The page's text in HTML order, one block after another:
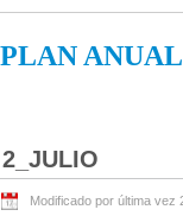
PLAN
2_JULIO
Modificado por última vez